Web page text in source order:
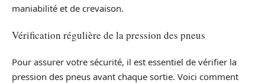
maniabilité et de crevaison.
Vérification régulière de la pression des pneus
Pour assurer votre sécurité, il est essentiel de vérifier la
pression des pneus avant chaque sortie. Voici comment